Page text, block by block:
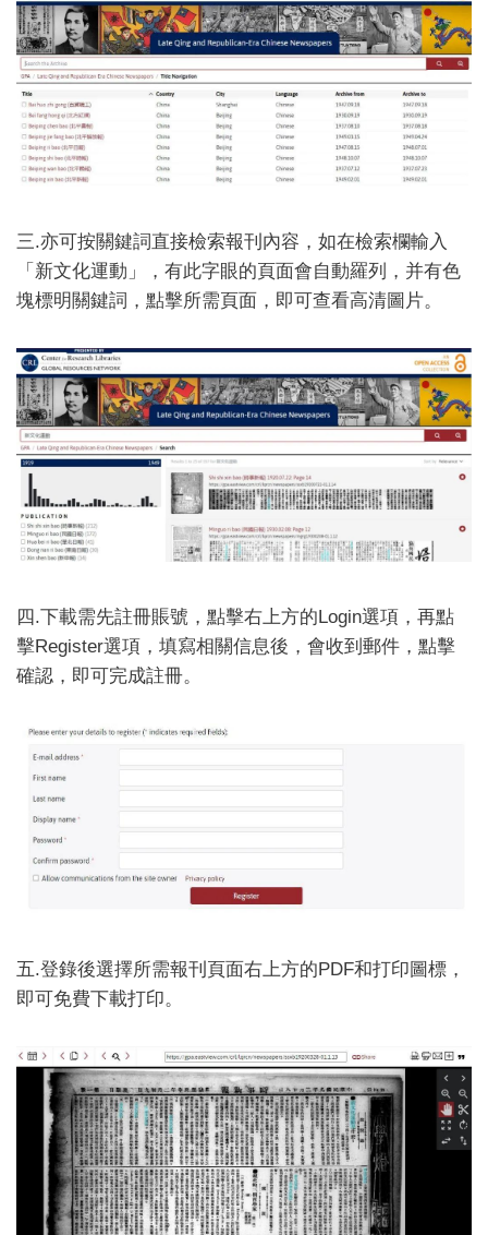
三.亦可按關鍵詞直接檢索報刊內容，如在檢索欄輸入
「新文化運動」，有此字眼的頁面會自動羅列，并有色
塊標明關鍵詞，點擊所需頁面，即可查看高清圖片。
四.下載需先註冊賬號，點擊右上方的Login選項，再點
擊Register選項，填寫相關信息後，會收到郵件，點擊
確認，即可完成註冊。
五.登錄後選擇所需報刊頁面右上方的PDF和打印圖標，
即可免費下載打印。